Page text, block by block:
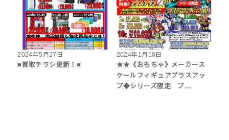
2024年5月27日
■買取チラシ更新！■
2024年1月18日
★★《おもちゃ》メーカース
ケールフィギュアプラスアッ
プ◆シリーズ限定 プ…